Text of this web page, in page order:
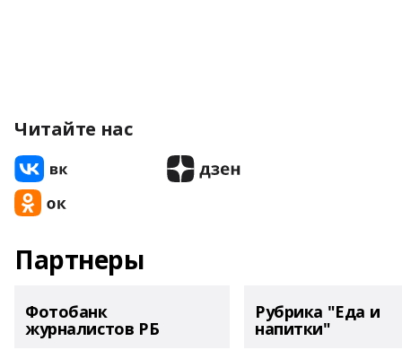
Читайте нас
Партнеры
Фотобанк
журналистов РБ
Рубрика "Еда и
напитки"